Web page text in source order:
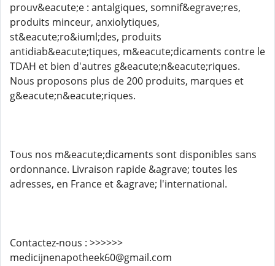
prouv&eacute;e : antalgiques, somnif&egrave;res,
produits minceur, anxiolytiques,
st&eacute;ro&iuml;des, produits
antidiab&eacute;tiques, m&eacute;dicaments contre le
TDAH et bien d'autres g&eacute;n&eacute;riques.
Nous proposons plus de 200 produits, marques et
g&eacute;n&eacute;riques.
Tous nos m&eacute;dicaments sont disponibles sans
ordonnance. Livraison rapide &agrave; toutes les
adresses, en France et &agrave; l'international.
Contactez-nous : >>>>>>
medicijnenapotheek60@gmail.com